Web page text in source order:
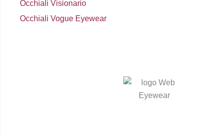
Occhiali Visionario
Occhiali Vogue Eyewear